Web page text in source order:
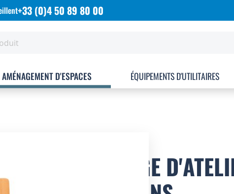
+33 (0)4 50 89 80 00
AMÉNAGEMENT D'ESPACES ÉQUIPEMENTS D'UTILITAIRES
SIÈGE